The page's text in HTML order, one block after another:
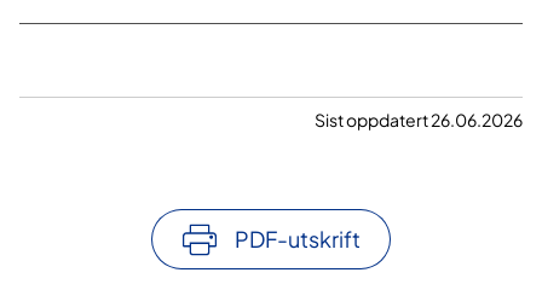
Sist oppdatert 26.06.2026
PDF-utskrift